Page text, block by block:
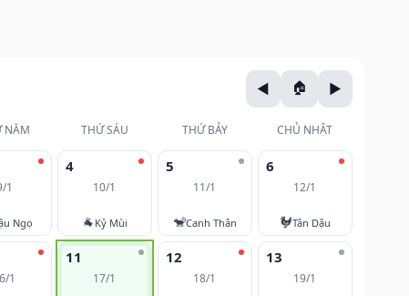
NĂM THỨ SÁU THỨ BẢY CHỦ NHẬT
1
Ngọ
4
10/1
🐐 Kỷ Mùi
5
11/1
🐒Canh Thân
6
12/1
🐓Tân Dậu
1
11
17/1
12
18/1
13
19/1